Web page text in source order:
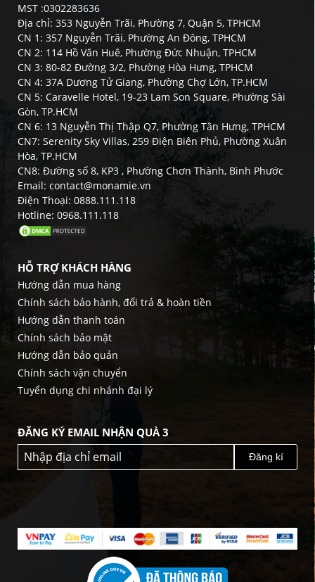
MST :0302283636
Địa chỉ: 353 Nguyễn Trãi, Phường 7, Quận 5, TPHCM
CN 1: 357 Nguyễn Trãi, Phường An Đông, TPHCM
CN 2: 114 Hồ Văn Huê, Phường Đức Nhuận, TPHCM
CN 3: 80-82 Đường 3/2, Phường Hòa Hưng, TPHCM
CN 4: 37A Dương Tử Giang, Phường Chợ Lớn, TP.HCM
CN 5: Caravelle Hotel, 19-23 Lam Son Square, Phường Sài
Gòn, TP.HCM
CN 6: 13 Nguyễn Thị Thập Q7, Phường Tân Hưng, TPHCM
CN7: Serenity Sky Villas, 259 Điện Biên Phủ, Phường Xuân
Hòa, TP.HCM
CN8: Đường số 8, KP3 , Phường Chơn Thành, Bình Phước
Email: contact@monamie.vn
Điện Thoại: 0888.111.118
Hotline: 0968.111.118
HỖ TRỢ KHÁCH HÀNG
Hướng dẫn mua hàng
Chính sách bảo hành, đổi trả & hoàn tiền
Hướng dẫn thanh toán
Chính sách bảo mật
Hướng dẫn bảo quản
Chính sách vận chuyển
Tuyển dụng chi nhánh đại lý
ĐĂNG KÝ EMAIL NHẬN QUÀ 3
Đăng kí